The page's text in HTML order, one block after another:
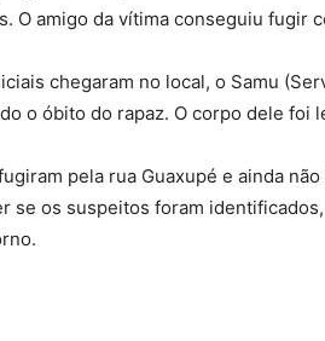
O amigo da vítima conseguiu fugir
chegaram no local, o Samu
o óbito do rapaz. O corpo dele foi
pela rua Guaxupé e ainda
se os suspeitos foram